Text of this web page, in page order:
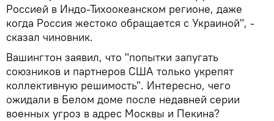
Россией в Индо-Тихоокеанском регионе, даже
когда Россия жестоко обращается с Украиной", -
сказал чиновник.
Вашингтон заявил, что "попытки запугать
союзников и партнеров США только укрепят
коллективную решимость". Интересно, чего
ожидали в Белом доме после недавней серии
военных угроз в адрес Москвы и Пекина?